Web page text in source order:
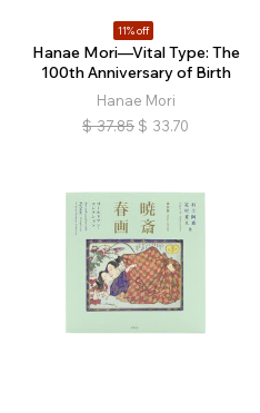
11% off
Hanae Mori—Vital Type: The
100th Anniversary of Birth
Hanae Mori
$ 37.85 $ 33.70